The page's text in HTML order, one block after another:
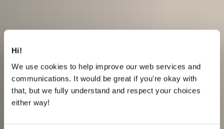
Hi!
We use cookies to help improve our web services and
communications. It would be great if you're okay with
that, but we fully understand and respect your choices
either way!